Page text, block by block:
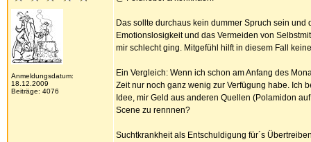
Anmeldungsdatum:
18.12.2009
Beiträge: 4076
Das sollte durchaus kein dummer Spruch sein
Emotionslosigkeit und das Vermeiden von
mir schlecht ging. Mitgefühl hilft in diesem Fall
Ein Vergleich: Wenn ich schon am Anfang des
Zeit nur noch ganz wenig zur Verfügung habe. Ich
Idee, mir Geld aus anderen Quellen (Polamidon
Scene zu rennnen?
Suchtkrankheit als Entschuldigung für´s